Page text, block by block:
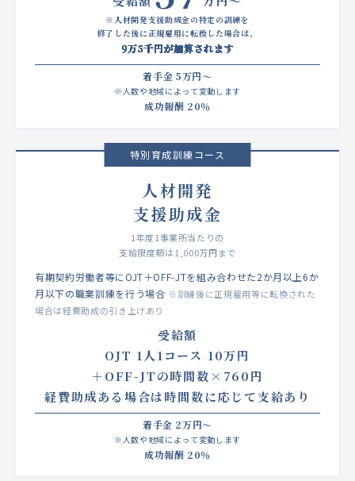
※人材開発支援助成金の特定の訓練を
修了した後に正規雇用に転換した場合は、
9万5千円が加算されます
着手金 5万円～
※人数や地域によって変動します
成功報酬 20％
特別育成訓練コース
人材開発
支援助成金
1年度1事業所当たりの
支給限度額は1,000万円まで
有期契約労働者等にOJT＋OFF-JTを組み合わせた2か月以上6か
月以下の職業訓練を行う場合 ※訓練後に正規雇用等に転換された
場合は経費助成の引き上げあり
受給額
OJT 1人1コース 10万円
＋OFF-JTの時間数×760円
経費助成ある場合は時間数に応じて支給あり
着手金 2万円～
※人数や地域によって変動します
成功報酬 20％